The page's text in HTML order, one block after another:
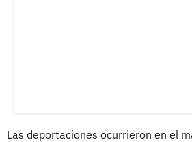
Las deportaciones ocurrieron en el